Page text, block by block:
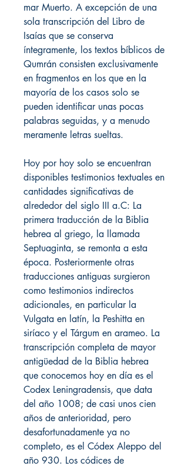
mar Muerto. A excepción de una
sola transcripción del Libro de
Isaías que se conserva
íntegramente, los textos bíblicos de
Qumrán consisten exclusivamente
en fragmentos en los que en la
mayoría de los casos solo se
pueden identificar unas pocas
palabras seguidas, y a menudo
meramente letras sueltas.
Hoy por hoy solo se encuentran
disponibles testimonios textuales en
cantidades significativas de
alrededor del siglo III a.C: La
primera traducción de la Biblia
hebrea al griego, la llamada
Septuaginta, se remonta a esta
época. Posteriormente otras
traducciones antiguas surgieron
como testimonios indirectos
adicionales, en particular la
Vulgata en latín, la Peshitta en
siríaco y el Tárgum en arameo. La
transcripción completa de mayor
antigüedad de la Biblia hebrea
que conocemos hoy en día es el
Codex Leningradensis, que data
del año 1008; de casi unos cien
años de anterioridad, pero
desafortunadamente ya no
completo, es el Códex Aleppo del
año 930. Los códices de